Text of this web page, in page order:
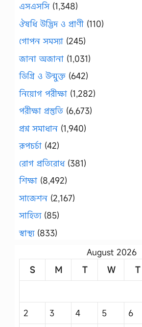
এসএসসি(1,348)
ঔষধি উদ্ভিদ ও প্রাণী (110)
গোপন সমস্যা (245)
জানা অজানা (1,031)
ডিগ্রি ও উন্মুক্ত (642)
নিয়োগ পরীক্ষা (1,282)
পরীক্ষা প্রস্তুতি (6,673)
প্রশ্ন সমাধান (1,940)
রূপচর্চা (42)
রোগ প্রতিরোধ(381)
শিক্ষা (8,492)
সাজেশন (2,167)
সাহিত্য(85)
স্বাস্থ্য(833)
August 2026
S
M T W T
2
3 4 5 6